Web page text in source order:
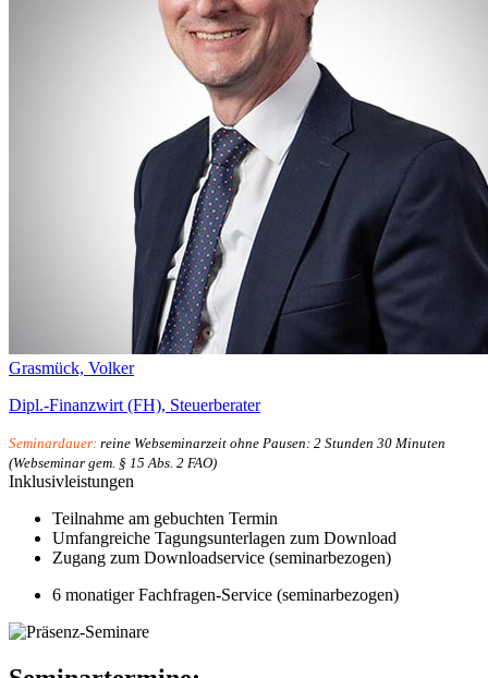
Grasmück, Volker
Dipl.-Finanzwirt (FH), Steuerberater
Seminardauer: reine Webseminarzeit ohne Pausen: 2 Stunden 30 Minuten
(Webseminar gem. § 15 Abs. 2 FAO)
Inklusivleistungen
Teilnahme am gebuchten Termin
Umfangreiche Tagungsunterlagen zum Download
Zugang zum Downloadservice (seminarbezogen)
6 monatiger Fachfragen-Service (seminarbezogen)